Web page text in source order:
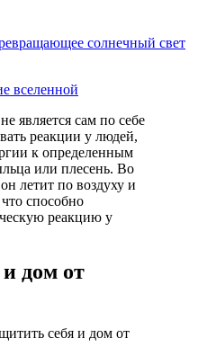
солнечный свет
вселенной
является сам по себе
реакции у людей,
к определенным
или плесень. Во
летит по воздуху и
способно
реакцию у
дом от